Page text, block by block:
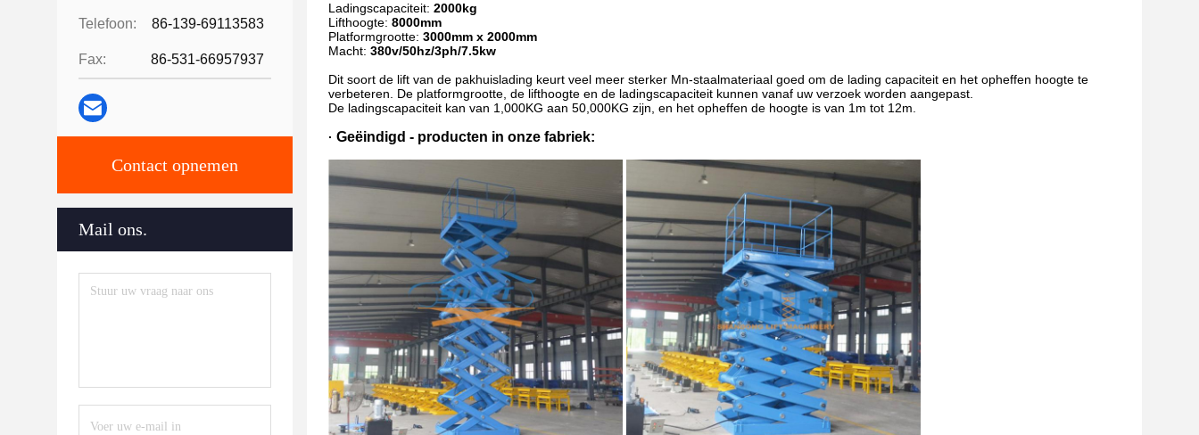
Telefoon: 86-139-69113583
Fax: 86-531-66957937
Contact opnemen
Mail ons.
Ladingscapaciteit: 2000kg
Lifthoogte: 8000mm
Platformgrootte: 3000mm x 2000mm
Macht: 380v/50hz/3ph/7.5kw
Dit soort de lift van de pakhuislading keurt veel meer sterker Mn-staalmateriaal goed om de lading capaciteit en het opheffen hoogte te
verbeteren. De platformgrootte, de lifthoogte en de ladingscapaciteit kunnen vanaf uw verzoek worden aangepast.
De ladingscapaciteit kan van 1,000KG aan 50,000KG zijn, en het opheffen de hoogte is van 1m tot 12m.
· Geëindigd - producten in onze fabriek: